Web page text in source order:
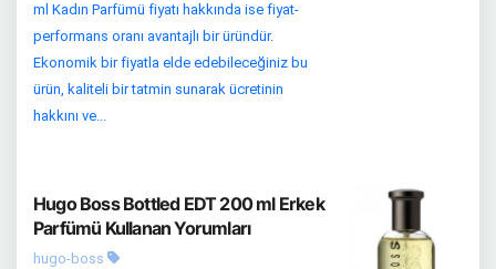
ml Kadın Parfümü fiyatı hakkında ise fiyat-
performans oranı avantajlı bir üründür.
Ekonomik bir fiyatla elde edebileceğiniz bu
ürün, kaliteli bir tatmin sunarak ücretinin
hakkını ve...
Hugo Boss Bottled EDT 200 ml Erkek
Parfümü Kullanan Yorumları
hugo-boss